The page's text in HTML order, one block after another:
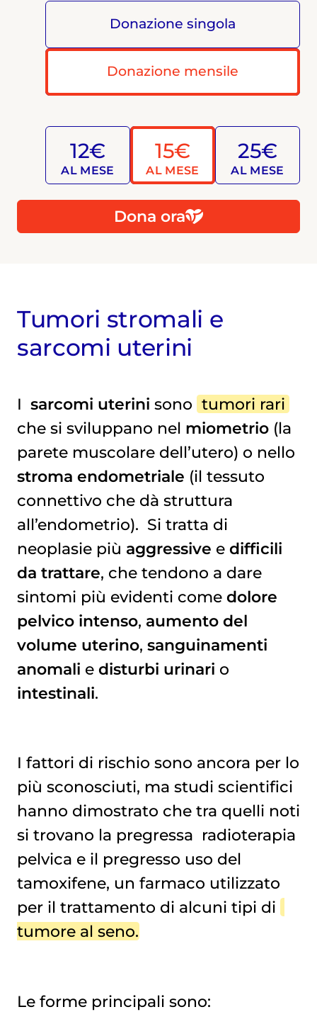
Donazione singola
Donazione mensile
12€
AL MESE
15€
AL MESE
25€
AL MESE
Dona ora
Tumori stromali e
sarcomi uterini
I sarcomi uterini sono tumori rari
che si sviluppano nel miometrio(la
parete muscolare dell’utero) o nello
stroma endometriale (il tessuto
connettivo che dà struttura
all’endometrio). Si tratta di
neoplasie più aggressive e difficili
da trattare, che tendono a dare
sintomi più evidenti come dolore
pelvico intenso, aumento del
volume uterino, sanguinamenti
anomali e disturbi urinari o
intestinali.
I fattori di rischio sono ancora per lo
più sconosciuti, ma studi scientifici
hanno dimostrato che tra quelli noti
si trovano la pregressa radioterapia
pelvica e il pregresso uso del
tamoxifene, un farmaco utilizzato
per il trattamento di alcuni tipi di
tumore al seno.
Le forme principali sono: